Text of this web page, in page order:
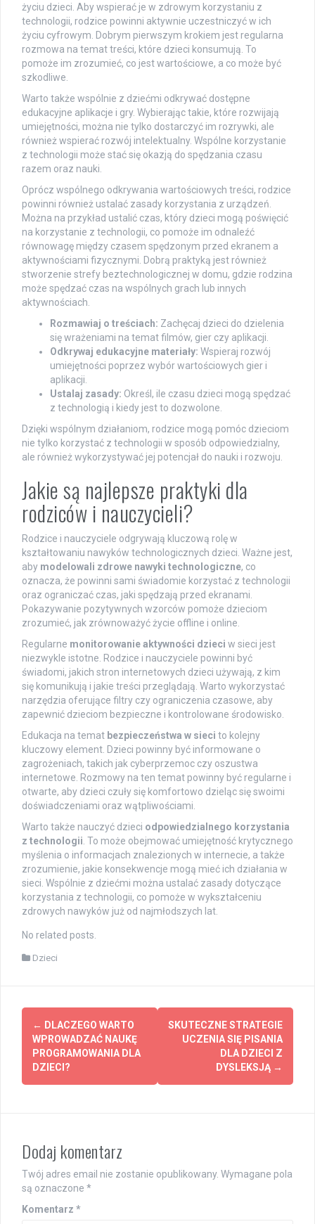
życiu dzieci. Aby wspierać je w zdrowym korzystaniu z
technologii, rodzice powinni aktywnie uczestniczyć w ich
życiu cyfrowym. Dobrym pierwszym krokiem jest regularna
rozmowa na temat treści, które dzieci konsumują. To
pomoże im zrozumieć, co jest wartościowe, a co może być
szkodliwe.
Warto także wspólnie z dziećmi odkrywać dostępne
edukacyjne aplikacje i gry. Wybierając takie, które rozwijają
umiejętności, można nie tylko dostarczyć im rozrywki, ale
również wspierać rozwój intelektualny. Wspólne korzystanie
z technologii może stać się okazją do spędzania czasu
razem oraz nauki.
Oprócz wspólnego odkrywania wartościowych treści, rodzice
powinni również ustalać zasady korzystania z urządzeń.
Można na przykład ustalić czas, który dzieci mogą poświęcić
na korzystanie z technologii, co pomoże im odnaleźć
równowagę między czasem spędzonym przed ekranem a
aktywnościami fizycznymi. Dobrą praktyką jest również
stworzenie strefy beztechnologicznej w domu, gdzie rodzina
może spędzać czas na wspólnych grach lub innych
aktywnościach.
Rozmawiaj o treściach: Zachęcaj dzieci do dzielenia
się wrażeniami na temat filmów, gier czy aplikacji.
Odkrywaj edukacyjne materiały: Wspieraj rozwój
umiejętności poprzez wybór wartościowych gier i
aplikacji.
Ustalaj zasady: Określ, ile czasu dzieci mogą spędzać
z technologią i kiedy jest to dozwolone.
Dzięki wspólnym działaniom, rodzice mogą pomóc dzieciom
nie tylko korzystać z technologii w sposób odpowiedzialny,
ale również wykorzystywać jej potencjał do nauki i rozwoju.
Jakie są najlepsze praktyki dla
rodziców i nauczycieli?
Rodzice i nauczyciele odgrywają kluczową rolę w
kształtowaniu nawyków technologicznych dzieci. Ważne jest,
aby modelowali zdrowe nawyki technologiczne, co
oznacza, że powinni sami świadomie korzystać z technologii
oraz ograniczać czas, jaki spędzają przed ekranami.
Pokazywanie pozytywnych wzorców pomoże dzieciom
zrozumieć, jak zrównoważyć życie offline i online.
Regularne monitorowanie aktywności dzieci w sieci jest
niezwykle istotne. Rodzice i nauczyciele powinni być
świadomi, jakich stron internetowych dzieci używają, z kim
się komunikują i jakie treści przeglądają. Warto wykorzystać
narzędzia oferujące filtry czy ograniczenia czasowe, aby
zapewnić dzieciom bezpieczne i kontrolowane środowisko.
Edukacja na temat bezpieczeństwa w sieci to kolejny
kluczowy element. Dzieci powinny być informowane o
zagrożeniach, takich jak cyberprzemoc czy oszustwa
internetowe. Rozmowy na ten temat powinny być regularne i
otwarte, aby dzieci czuły się komfortowo dzieląc się swoimi
doświadczeniami oraz wątpliwościami.
Warto także nauczyć dzieci odpowiedzialnego korzystania
z technologii . To może obejmować umiejętność krytycznego
myślenia o informacjach znalezionych w internecie, a także
zrozumienie, jakie konsekwencje mogą mieć ich działania w
sieci. Wspólnie z dziećmi można ustalać zasady dotyczące
korzystania z technologii, co pomoże w wykształceniu
zdrowych nawyków już od najmłodszych lat.
No related posts.
Dzieci
Post
navigation
← DLACZEGO WARTO
WPROWADZAĆ NAUKĘ
PROGRAMOWANIA DLA
DZIECI?
SKUTECZNE STRATEGIE
UCZENIA SIĘ PISANIA
DLA DZIECI Z
DYSLEKSJĄ →
Dodaj komentarz
Twój adres email nie zostanie opublikowany. Wymagane pola
są oznaczone *
Komentarz *